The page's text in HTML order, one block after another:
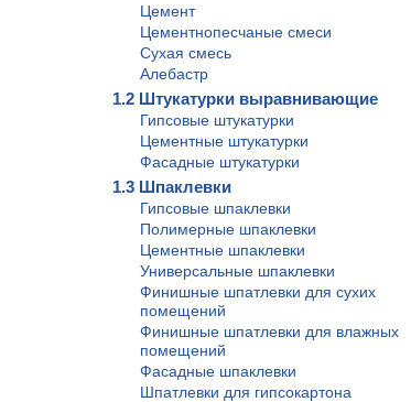
Цемент
Цементнопесчаные смеси
Сухая смесь
Алебастр
1.2 Штукатурки выравнивающие
Гипсовые штукатурки
Цементные штукатурки
Фасадные штукатурки
1.3 Шпаклевки
Гипсовые шпаклевки
Полимерные шпаклевки
Цементные шпаклевки
Универсальные шпаклевки
Финишные шпатлевки для сухих
помещений
Финишные шпатлевки для влажных
помещений
Фасадные шпаклевки
Шпатлевки для гипсокартона